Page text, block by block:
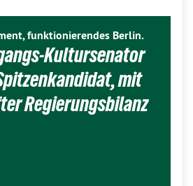
funktionierendes Berlin.
Kultursenator
mit
Regierungsbilanz